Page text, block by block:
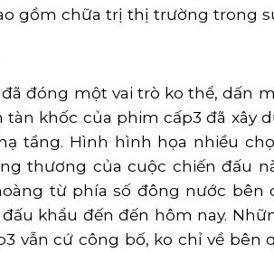
gồm chữa trị thị trường trong
đóng một vai trò ko thể, dấn
khốc của phim cấp3 đã xây
tầng. Hình hình họa nhiều
thương của cuộc chiến đấu
từ phía số đông nước bên
khẩu đến đến hôm nay.
vẫn cứ công bố, ko chỉ về bên